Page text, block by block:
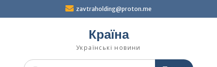
zavtraholding@proton.me
Країна
Українські новини
Шукати: